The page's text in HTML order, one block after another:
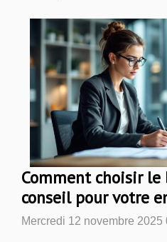
Comment choisir
conseil pour votre
Mercredi 12 novembre 2025